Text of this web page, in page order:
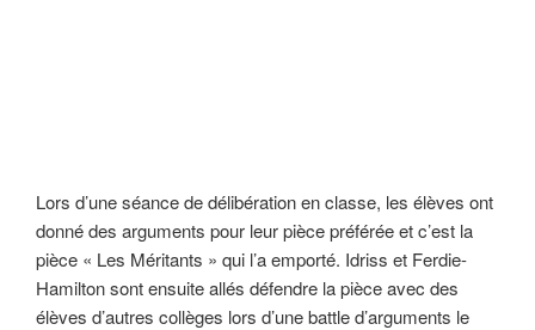
Lors d’une séance de délibération en classe, les élèves ont
donné des arguments pour leur pièce préférée et c’est la
pièce « Les Méritants » qui l’a emporté. Idriss et Ferdie-
Hamilton sont ensuite allés défendre la pièce avec des
élèves d’autres collèges lors d’une battle d’arguments le